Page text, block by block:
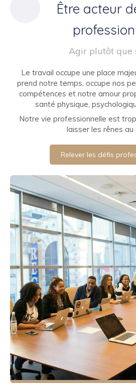
Être acteur
Agir plutôt que
Le travail occupe une place
prend notre temps, occupe nos
compétences et notre amour
santé physique,
Notre vie professionnelle est
laisser les rênes au
Relever les défis